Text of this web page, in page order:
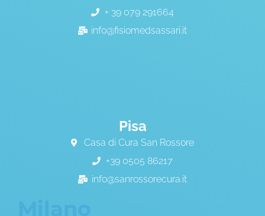
+ 39 079 291664
info@fisiomedsassari.it
Pisa
Casa di Cura San Rossore
+39 0505 86217
info@sanrossorecura.it